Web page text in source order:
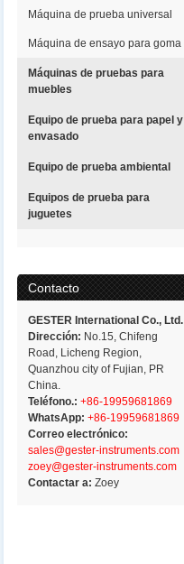
Máquina de prueba universal
Máquina de ensayo para goma
Máquinas de pruebas para
muebles
Equipo de prueba para papel y
envasado
Equipo de prueba ambiental
Equipos de prueba para
juguetes
Contacto
GESTER International Co., Ltd.
Dirección: No.15, Chifeng
Road, Licheng Region,
Quanzhou city of Fujian, PR
China.
Teléfono.: +86-19959681869
WhatsApp: +86-19959681869
Correo electrónico:
sales@gester-instruments.com
zoey@gester-instruments.com
Contactar a:Zoey